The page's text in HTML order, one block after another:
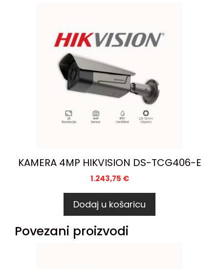
KAMERA 4MP HIKVISION DS-TCG406-E
1.243,75 €
Dodaj u košaricu
Povezani proizvodi